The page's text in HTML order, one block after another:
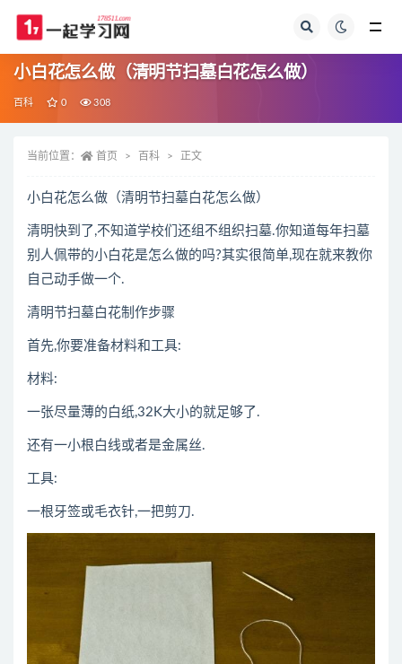
小白花怎么做（清明节扫墓白花怎么做）
百科 0 308
当前位置： 首页 百科 正文
小白花怎么做（清明节扫墓白花怎么做）
清明快到了,不知道学校们还组不组织扫墓.你知道每年扫墓
别人佩带的小白花是怎么做的吗?其实很简单,现在就来教你
自己动手做一个.
清明节扫墓白花制作步骤
首先,你要准备材料和工具:
材料:
一张尽量薄的白纸,32K大小的就足够了.
还有一小根白线或者是金属丝.
工具:
一根牙签或毛衣针,一把剪刀.